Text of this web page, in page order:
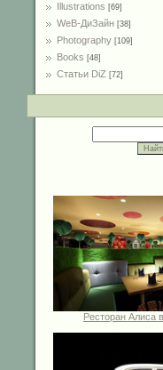
Illustrations [69]
WeB-ДиЗайн [38]
Photography [109]
Books [48]
Статьи DiZ [72]
Ресторан Алиса